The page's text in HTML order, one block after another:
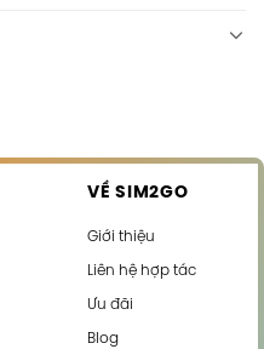
VỀ SIM2GO
Giới thiệu
Liên hệ hợp tác
Ưu đãi
Blog